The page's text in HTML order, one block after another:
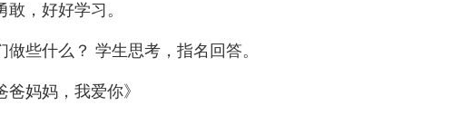
，好好学习。
些什么？ 学生思考，指名回答。
妈妈，我爱你》